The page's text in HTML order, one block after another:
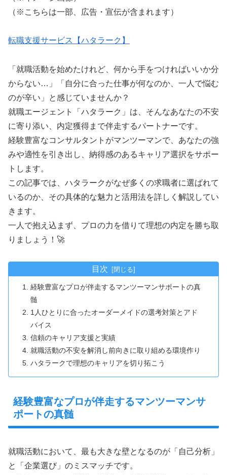
（※こちらは一部、広告・宣伝が含まれます）
転職支援サービス【ハタラーク】
「就職活動を始めたけれど、何から手をつければいいか分
からない…」「自分に合った仕事が何なのか、一人で悩む
のが辛い」と感じていませんか？
就職エージェント「ハタラーク」は、そんなあなたの不安
に寄り添い、内定獲得まで伴走するパートナーです。
経験豊富なコンサルタントがマンツーマンで、あなたの強
みや適性を引き出し、納得感のあるキャリア選択をサポー
トします。
この記事では、ハタラークがなぜ多くの求職者に選ばれて
いるのか、その具体的な魅力と活用法を詳しく解説してい
きます。
一人で抱え込まず、プロの力を借りて理想の内定を勝ち取
りましょう！🚀
目次
経験豊富なプロが伴走するマンツーマンサポートの真
髄
1人ひとりに合ったオーダーメイドの選考対策とアド
バイス
信頼のキャリア支援と実績
就職活動の不安を解消し前向きに取り組める環境作り
ハタラークで理想のキャリアを切り拓こう
経験豊富なプロが伴走するマンツーマンサ
ポートの真髄
就職活動において、最も大きな壁となるのが「自己分析」
と「企業選び」のミスマッチです。